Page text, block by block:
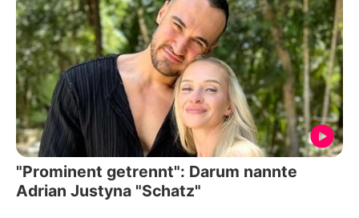
"Prominent getrennt": Darum nannte
Adrian Justyna "Schatz"